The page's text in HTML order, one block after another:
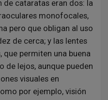
de cataratas eran dos: la
monofocales,
pero que obligan al uso
de cerca; y las lentes
permiten una buena
de lejos, aunque pueden
visuales en
por ejemplo, visión